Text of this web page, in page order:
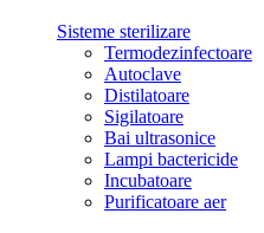
Sisteme sterilizare
Termodezinfectoare
Autoclave
Distilatoare
Sigilatoare
Bai ultrasonice
Lampi bactericide
Incubatoare
Purificatoare aer